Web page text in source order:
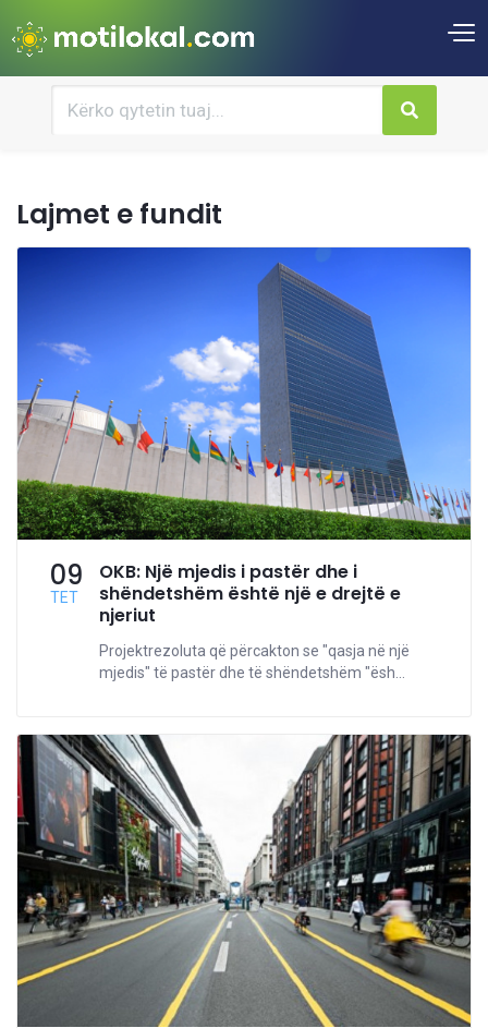
Lajmet e fundit
09
TET
OKB: Një mjedis i pastër dhe i
shëndetshëm është një e drejtë e
njeriut
Projektrezoluta që përcakton se "qasja në një
mjedis" të pastër dhe të shëndetshëm "ësh...